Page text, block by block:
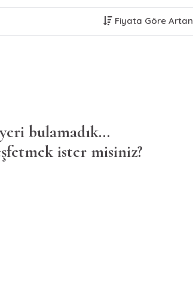
Fiyata Göre Artan
bulamadık...
ister misiniz?